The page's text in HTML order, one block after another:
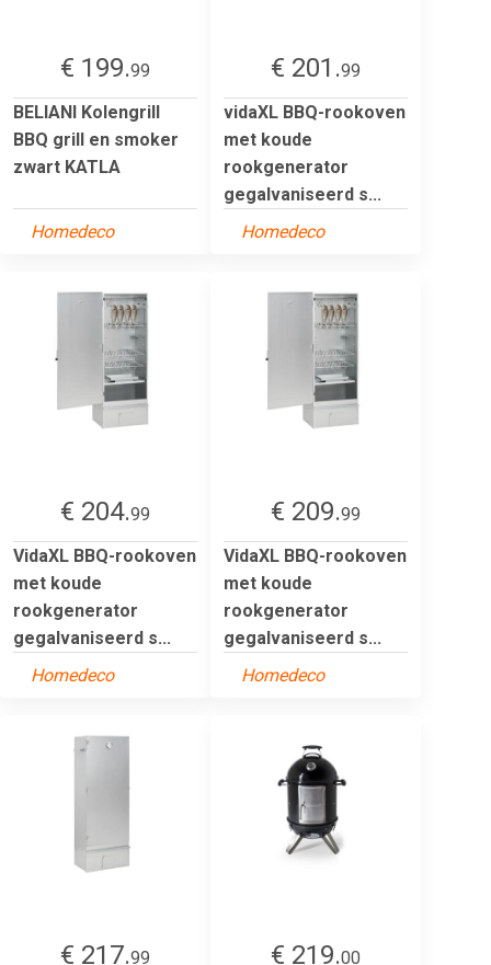
€ 199.99
BELIANI Kolengrill
BBQ grill en smoker
zwart KATLA
Homedeco
€ 201.99
vidaXL BBQ-rookoven
met koude
rookgenerator
gegalvaniseerd s...
Homedeco
€ 204.99
VidaXL BBQ-rookoven
met koude
rookgenerator
gegalvaniseerd s...
Homedeco
€ 209.99
VidaXL BBQ-rookoven
met koude
rookgenerator
gegalvaniseerd s...
Homedeco
€ 217.99 € 219.00